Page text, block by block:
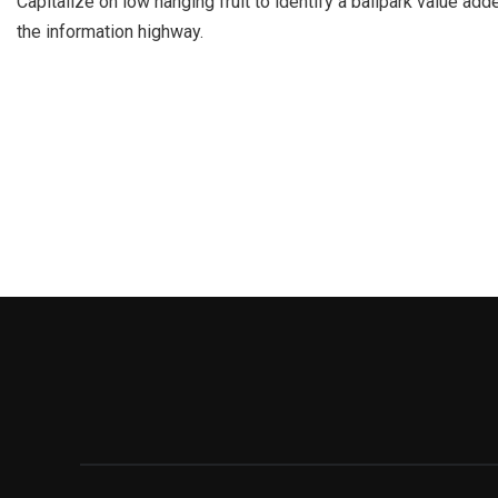
the information highway.